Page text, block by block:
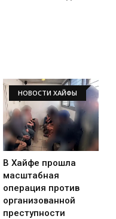
НОВОСТИ ХАЙФЫ
В Хайфе прошла
масштабная
операция против
организованной
преступности